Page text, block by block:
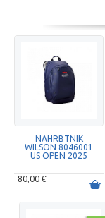
NAHRBTNIK
WILSON 8046001
US OPEN 2025
80,00 €